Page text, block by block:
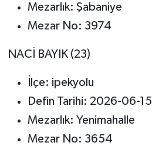
Mezarlık: Şabaniye
Mezar No: 3974
NACİ BAYIK (23)
İlçe: ipekyolu
Defin Tarihi: 2026-06-15
Mezarlık: Yenimahalle
Mezar No: 3654